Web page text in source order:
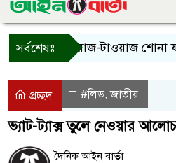
সর্বশেষঃ
শুধু আওয়াজ-টাওয়াজ শোনা যায়:
প্রচ্ছদ #লিড,জাতীয়
ভ্যাট-ট্যাক্স তুলে নেওয়ার আলোচনা
দৈনিক আইন বার্তা